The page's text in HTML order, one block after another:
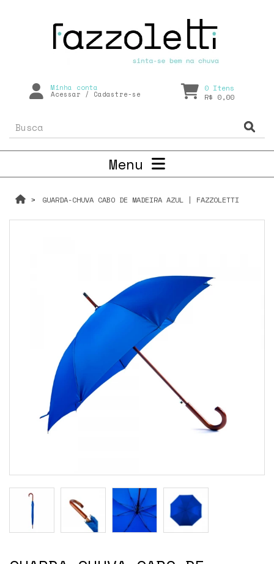
Minha conta
Acessar / Cadastre-se
0 Itens
R$ 0,00
Menu
GUARDA-CHUVA CABO DE MADEIRA AZUL | FAZZOLETTI